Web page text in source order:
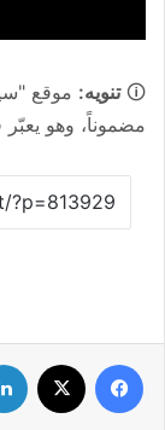
🛈تنويه: موقع
مضموناً، وهو
فيسبوك